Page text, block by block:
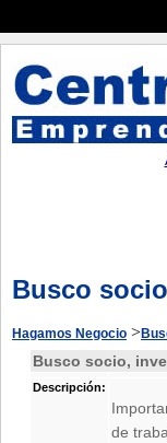
Busco
Hagamos Negocio >
Busco socio,
Descripción:
de